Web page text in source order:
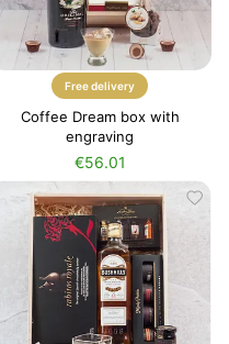
Free delivery
Coffee Dream box with
engraving
€56.01